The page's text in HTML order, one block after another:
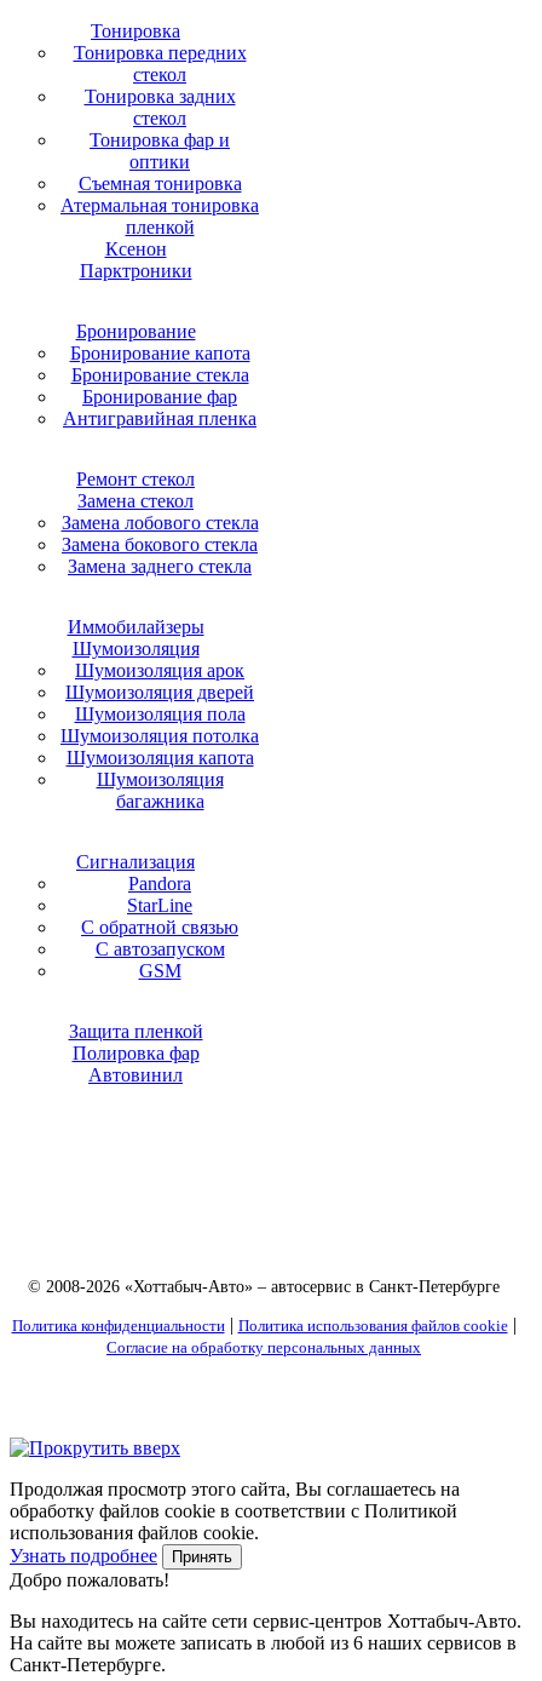
Тонировка
Тонировка передних
стекол
Тонировка задних
стекол
Тонировка фар и
оптики
Съемная тонировка
Атермальная тонировка
пленкой
Ксенон
Парктроники
Бронирование
Бронирование капота
Бронирование стекла
Бронирование фар
Антигравийная пленка
Ремонт стекол
Замена стекол
Замена лобового стекла
Замена бокового стекла
Замена заднего стекла
Иммобилайзеры
Шумоизоляция
Шумоизоляция арок
Шумоизоляция дверей
Шумоизоляция пола
Шумоизоляция потолка
Шумоизоляция капота
Шумоизоляция
багажника
Сигнализация
Pandora
StarLine
С обратной связью
С автозапуском
GSM
Защита пленкой
Полировка фар
Автовинил
© 2008-2026 «Хоттабыч-Авто» – автосервис в Санкт-Петербурге
Политика конфиденциальности| Политика использования файлов cookie|
Согласие на обработку персональных данных
Продолжая просмотр этого сайта, Вы соглашаетесь на
обработку файлов cookie в соответствии с Политикой
использования файлов cookie.
Узнать подробнее
Принять
Добро пожаловать!
Вы находитесь на сайте сети сервис-центров Хоттабыч-Авто.
На сайте вы можете записать в любой из 6 наших сервисов в
Санкт-Петербурге.